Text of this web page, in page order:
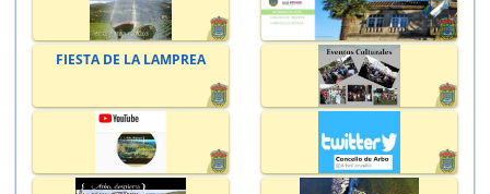
FIESTA DE LA LAMPREA